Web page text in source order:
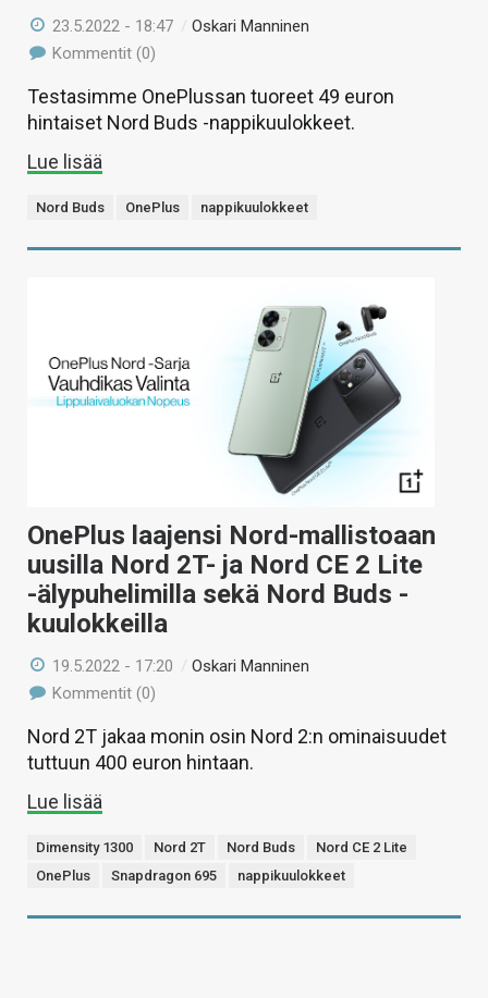
23.5.2022 - 18:47 /Oskari Manninen
Kommentit (0)
Testasimme OnePlussan tuoreet 49 euron
hintaiset Nord Buds -nappikuulokkeet.
Lue lisää
Nord Buds OnePlus nappikuulokkeet
OnePlus laajensi Nord-mallistoaan
uusilla Nord 2T- ja Nord CE 2 Lite
-älypuhelimilla sekä Nord Buds -
kuulokkeilla
19.5.2022 - 17:20 /Oskari Manninen
Kommentit (0)
Nord 2T jakaa monin osin Nord 2:n ominaisuudet
tuttuun 400 euron hintaan.
Lue lisää
Dimensity 1300 Nord 2T Nord Buds
Nord CE 2 Lite
OnePlus
Snapdragon 695 nappikuulokkeet